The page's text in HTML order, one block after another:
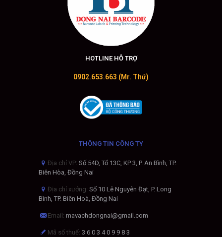
HOTLINE HỖ TRỢ
0902.653.663 (Mr. Thứ)
THÔNG TIN CÔNG TY
Địa chỉ VP: Số 54D, Tổ 13C, KP 3, P. An Bình, TP.
Biên Hòa, Đồng Nai
Địa chỉ xưởng: Số 10 Lê Nguyên Đạt, P. Long
Bình, TP. Biên Hoà, Đồng Nai
Email: mavachdongnai@gmail.com
Mã số thuế:3 6 0 3 4 0 9 9 8 3